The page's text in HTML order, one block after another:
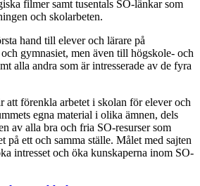
filmer samt tusentals SO-länkar som
och skolarbeten.
hand till elever och lärare på
gymnasiet, men även till högskole- och
alla andra som är intresserade av de fyra
att förenkla arbetet i skolan för elever och
egna material i olika ämnen, dels
av alla bra och fria SO-resurser som
på ett och samma ställe. Målet med sajten
intresset och öka kunskaperna inom SO-